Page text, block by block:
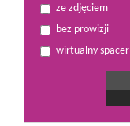
ze zdjęciem
bez prowizji
wirtualny spacer